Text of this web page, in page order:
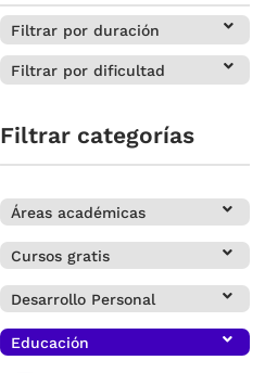
Filtrar por duración
Filtrar por dificultad
Filtrar categorías
Áreas académicas
Cursos gratis
Desarrollo Personal
Educación